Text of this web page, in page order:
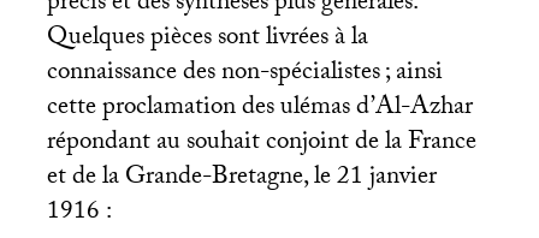
Quelques pièces sont livrées à la
connaissance des non-spécialistes; ainsi
cette proclamation des ulémas d’Al-Azhar
répondant au souhait conjoint de la France
et de la Grande-Bretagne, le 21 janvier
1916 :